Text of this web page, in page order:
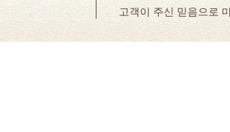
고객이 주신 믿음으로